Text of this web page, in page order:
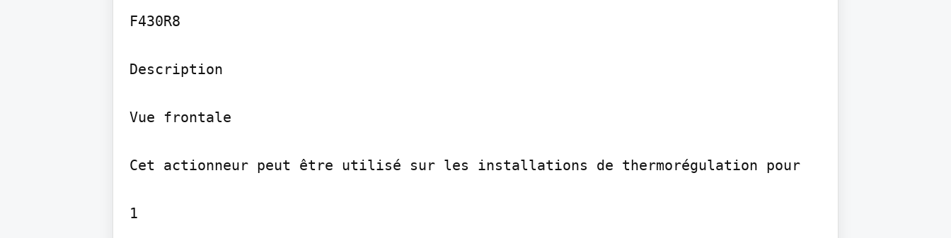
F430R8
Description
Vue frontale
Cet actionneur peut être utilisé sur les installations de thermorégulation pour
1